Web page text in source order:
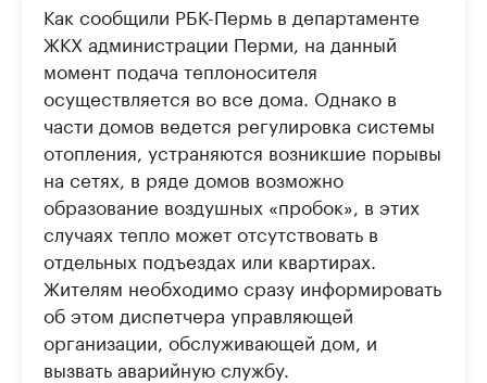
Как сообщили РБК-Пермь в департаменте
ЖКХ администрации Перми, на данный
момент подача теплоносителя
осуществляется во все дома. Однако в
части домов ведется регулировка системы
отопления, устраняются возникшие порывы
на сетях, в ряде домов возможно
образование воздушных «пробок», в этих
случаях тепло может отсутствовать в
отдельных подъездах или квартирах.
Жителям необходимо сразу информировать
об этом диспетчера управляющей
организации, обслуживающей дом, и
вызвать аварийную службу.